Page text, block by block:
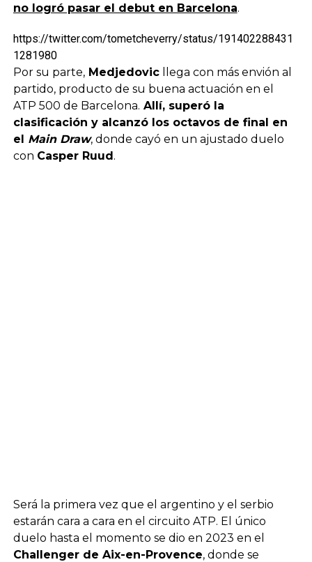
no logró pasar el debut en Barcelona.
https://twitter.com/tometcheverry/status/191402288431
1281980
Por su parte,Medjedovicllega con más envión al
partido, producto de su buena actuación en el
ATP 500 de Barcelona. Allí, superó la
clasificación y alcanzó los octavos de final en
el Main Draw, donde cayó en un ajustado duelo
con Casper Ruud.
Será la primera vez que el argentino y el serbio
estarán cara a cara en el circuito ATP. El único
duelo hasta el momento se dio en 2023 en el
Challenger de Aix-en-Provence, donde se